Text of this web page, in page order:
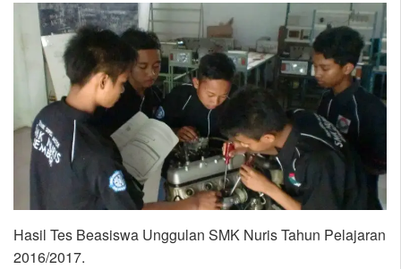
Hasil Tes Beasiswa Unggulan SMK Nuris Tahun Pelajaran
2016/2017.